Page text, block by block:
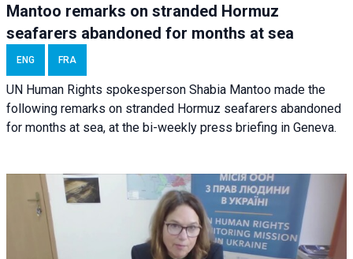
Mantoo remarks on stranded Hormuz
seafarers abandoned for months at sea
ENG FRA
UN Human Rights spokesperson Shabia Mantoo made the
following remarks on stranded Hormuz seafarers abandoned
for months at sea, at the bi-weekly press briefing in Geneva.